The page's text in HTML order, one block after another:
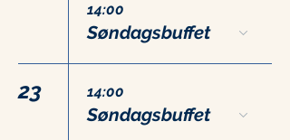
14:00
Søndagsbuffet
23 14:00
Søndagsbuffet